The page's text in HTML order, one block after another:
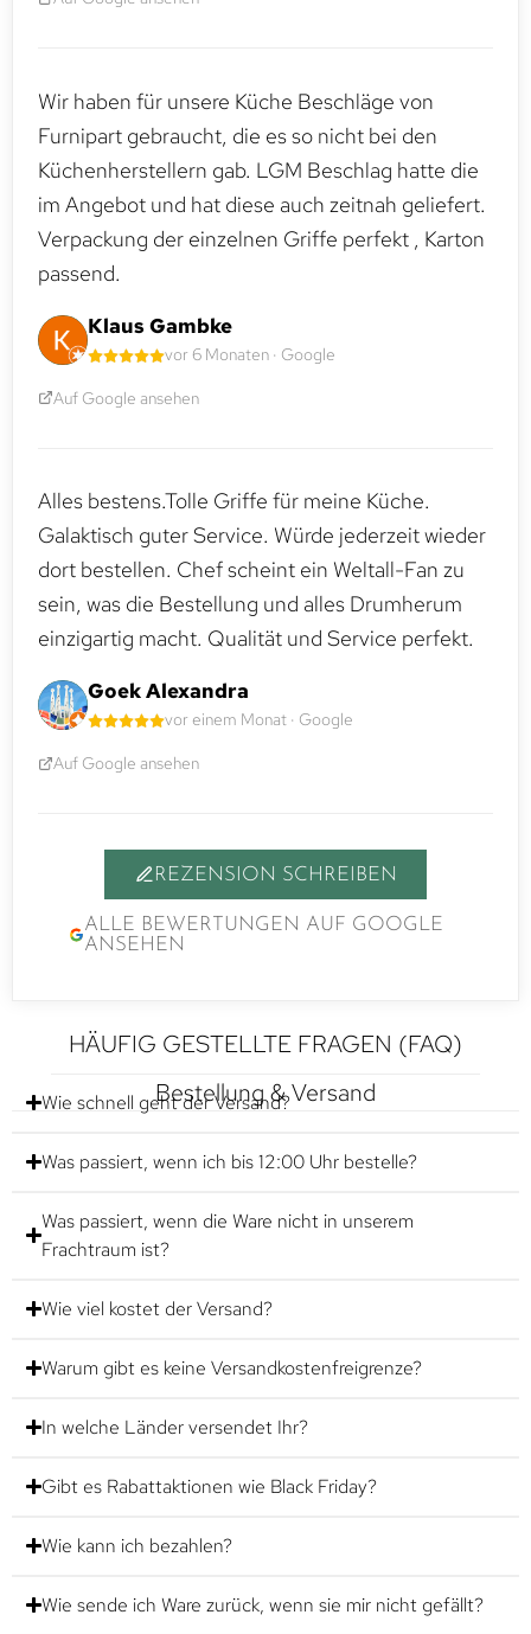
Wir haben für unsere Küche Beschläge von
Furnipart gebraucht, die es so nicht bei den
Küchenherstellern gab. LGM Beschlag hatte die
im Angebot und hat diese auch zeitnah geliefert.
Verpackung der einzelnen Griffe perfekt , Karton
passend.
Klaus Gambke
vor 6 Monaten · Google
Auf Google ansehen
Alles bestens.Tolle Griffe für meine Küche.
Galaktisch guter Service. Würde jederzeit wieder
dort bestellen. Chef scheint ein Weltall-Fan zu
sein, was die Bestellung und alles Drumherum
einzigartig macht. Qualität und Service perfekt.
Goek Alexandra
vor einem Monat · Google
Auf Google ansehen
REZENSION SCHREIBEN
ALLE BEWERTUNGEN AUF GOOGLE
ANSEHEN
HÄUFIG GESTELLTE FRAGEN (FAQ)
Bestellung & Versand
Wie schnell geht der Versand?
Was passiert, wenn ich bis 12:00 Uhr bestelle?
Was passiert, wenn die Ware nicht in unserem
Frachtraum ist?
Wie viel kostet der Versand?
Warum gibt es keine Versandkostenfreigrenze?
In welche Länder versendet Ihr?
Gibt es Rabattaktionen wie Black Friday?
Wie kann ich bezahlen?
Wie sende ich Ware zurück, wenn sie mir nicht gefällt?